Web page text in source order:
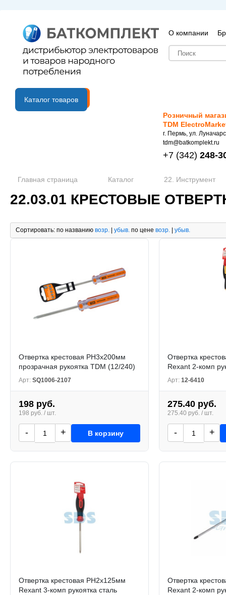
О компании
B2B портал
Каталог товаров
Розничный
TDM
г. Пермь, ул.
tdm@batkomplekt.ru
+7 (342) 248-
Главная страница Каталог 22. Инструмент
22.03.01 КРЕСТОВЫЕ
Сортировать: по названию возр. | убыв. по цене возр. | убыв.
Отвертка крестовая PH3x200мм
прозрачная рукоятка TDM (12/240)
Арт: SQ1006-2107
198 руб.
198 руб. / шт.
- + В корзину
Отвертка
Rexant 2-комп
Арт: 12-6410
275.40 руб.
275.40 руб. / шт.
- +
Отвертка крестовая PH2x125мм
Rexant 3-комп рукоятка cталь
Отвертка
Rexant 2-комп